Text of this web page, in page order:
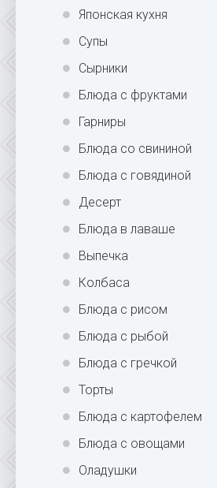
Японская кухня
Супы
Сырники
Блюда с фруктами
Гарниры
Блюда со свининой
Блюда с говядиной
Десерт
Блюда в лаваше
Выпечка
Колбаса
Блюда с рисом
Блюда с рыбой
Блюда с гречкой
Торты
Блюда с картофелем
Блюда с овощами
Оладушки